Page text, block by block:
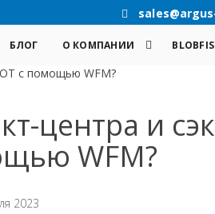
БЛОГ О КОМПАНИИ
с помощью WFM?
центра и
WFM?
2023